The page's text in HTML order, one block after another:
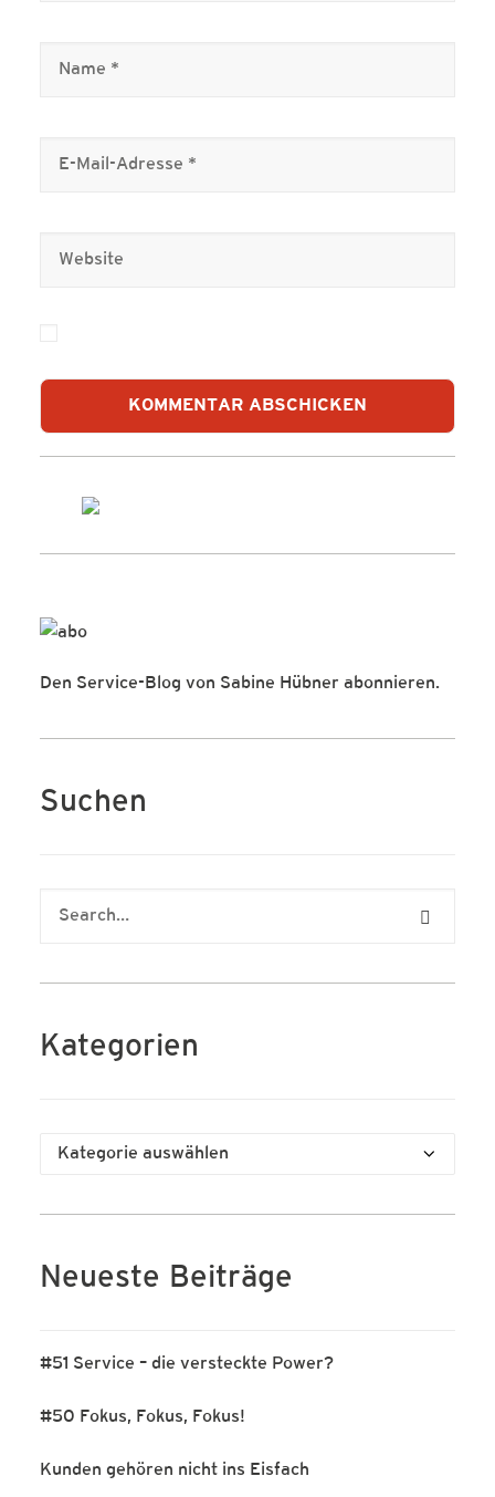
Den Service-Blog von Sabine Hübner abonnieren.
Suchen
Kategorien
Kategorien
Neueste Beiträge
#51 Service – die versteckte Power?
#50 Fokus, Fokus, Fokus!
Kunden gehören nicht ins Eisfach